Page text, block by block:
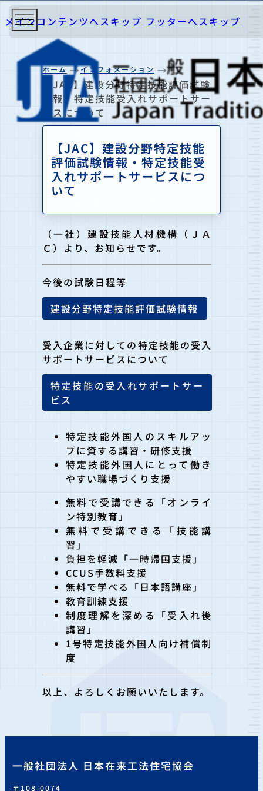
メインコンテンツへスキップ フッターへスキップ
ホーム インフォメーション
【JAC】建設分野特定技能評価試験
情報・特定技能受入れサポートサー
ビスについて
【JAC】建設分野特定技能
評価試験情報・特定技能受
入れサポートサービスにつ
いて
（一社）建設技能人材機構（ＪＡ
Ｃ）より、お知らせです。
今後の試験日程等
建設分野特定技能評価試験情報
受入企業に対しての特定技能の受入
サポートサービスについて
特定技能の受入れサポートサー
ビス
特定技能外国人のスキルアッ
プに資する講習・研修支援
特定技能外国人にとって働き
やすい職場づくり支援
無料で受講できる「オンライ
ン特別教育」
無料で受講できる「技能講
習」
負担を軽減「一時帰国支援」
CCUS手数料支援
無料で学べる「日本語講座」
教育訓練支援
制度理解を深める「受入れ後
講習」
1号特定技能外国人向け補償制
度
以上、よろしくお願いいたします。
一般社団法人 日本在来工法住宅協会
〒108-0074